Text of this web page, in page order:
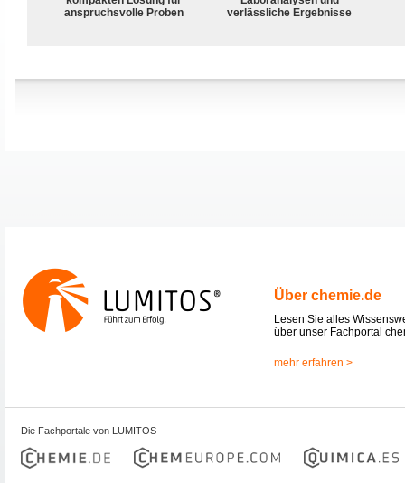
anspruchsvolle Proben
verlässliche Ergebnisse
Über chemie.de
Lesen Sie alles
über unser Fachportal
mehr erfahren >
Die Fachportale von LUMITOS